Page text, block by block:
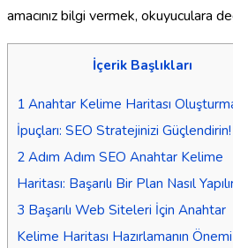
amacınız bilgi vermek, okuyuculara
İçerik Başlıkları
1 Anahtar Kelime Haritası
İpuçları: SEO Stratejinizi Güçlendirin!
2 Adım Adım SEO Anahtar Kelime
Haritası: Başarılı Bir Plan Nasıl
3 Başarılı Web Siteleri İçin Anahtar
Kelime Haritası Hazırlamanın Önemi